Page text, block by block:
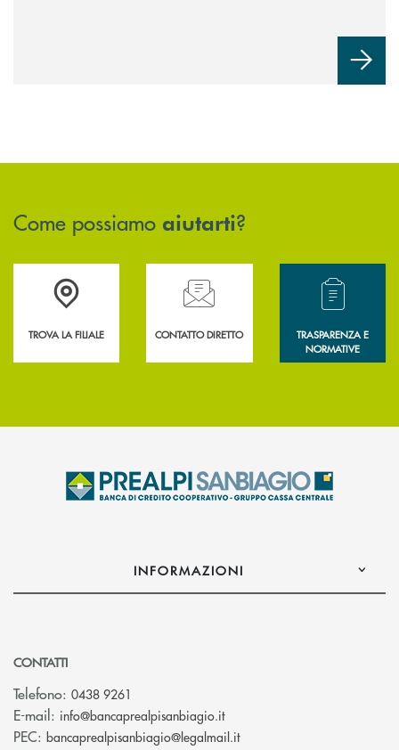
Come possiamo aiutarti?
Accedi all' elenco completo delle filiali .
TROVA LA FILIALE
Hai bisogno di assistenza immediata?
CONTATTO DIRETTO
Hai bisogno di
TRASPARENZA E
NORMATIVE
INFORMAZIONI
CONTATTI
Telefono: 0438 9261
E-mail: info@bancaprealpisanbiagio.it(si apre l’app di posta
PEC: bancaprealpisanbiagio@legalmail.it(si apre l’app di posta